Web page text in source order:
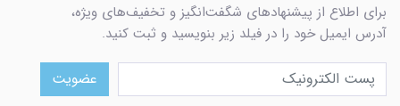
برای اطلاع از پیشنهادهای شگفت‌انگیز و تخفیف‌های ویژه،
آدرس ایمیل خود را در فیلد زیر بنویسید و ثبت کنید.
عضویت